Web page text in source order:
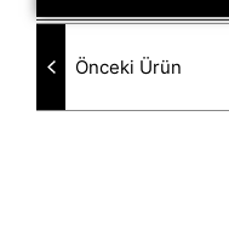
Önceki Ürün